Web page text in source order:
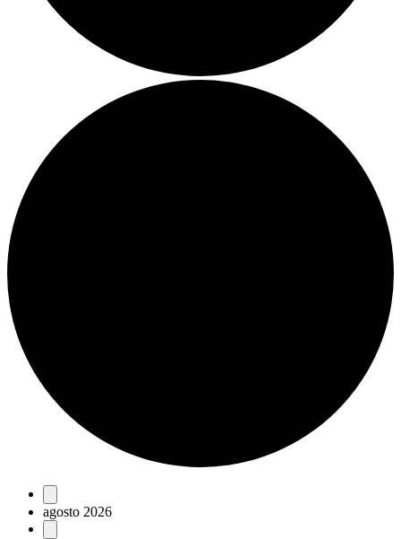
Eventos
agosto 2026